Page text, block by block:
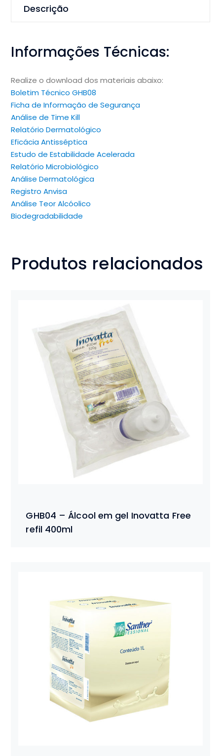
Descrição
Informações Técnicas:
Realize o download dos materiais abaixo:
Boletim Técnico GHB08
Ficha de Informação de Segurança
Análise de Time Kill
Relatório Dermatológico
Eficácia Antisséptica
Estudo de Estabilidade Acelerada
Relatório Microbiológico
Análise Dermatológica
Registro Anvisa
Análise Teor Alcóolico
Biodegradabilidade
Produtos relacionados
GHB04 – Álcool em gel Inovatta Free
refil 400ml